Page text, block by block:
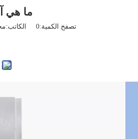
ما هي
تصفح الكمية:0 الكاتب:محرر